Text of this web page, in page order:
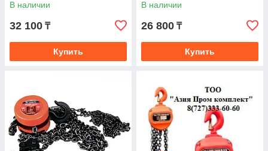
В наличии
32 100 ₸
Купить
В наличии
26 800 ₸
Купить